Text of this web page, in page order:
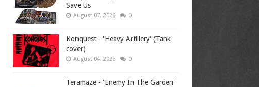
Save Us
August 07, 2026 0
Konquest - 'Heavy Artillery' (Tank
cover)
August 04, 2026 0
Teramaze - 'Enemy In The Garden'